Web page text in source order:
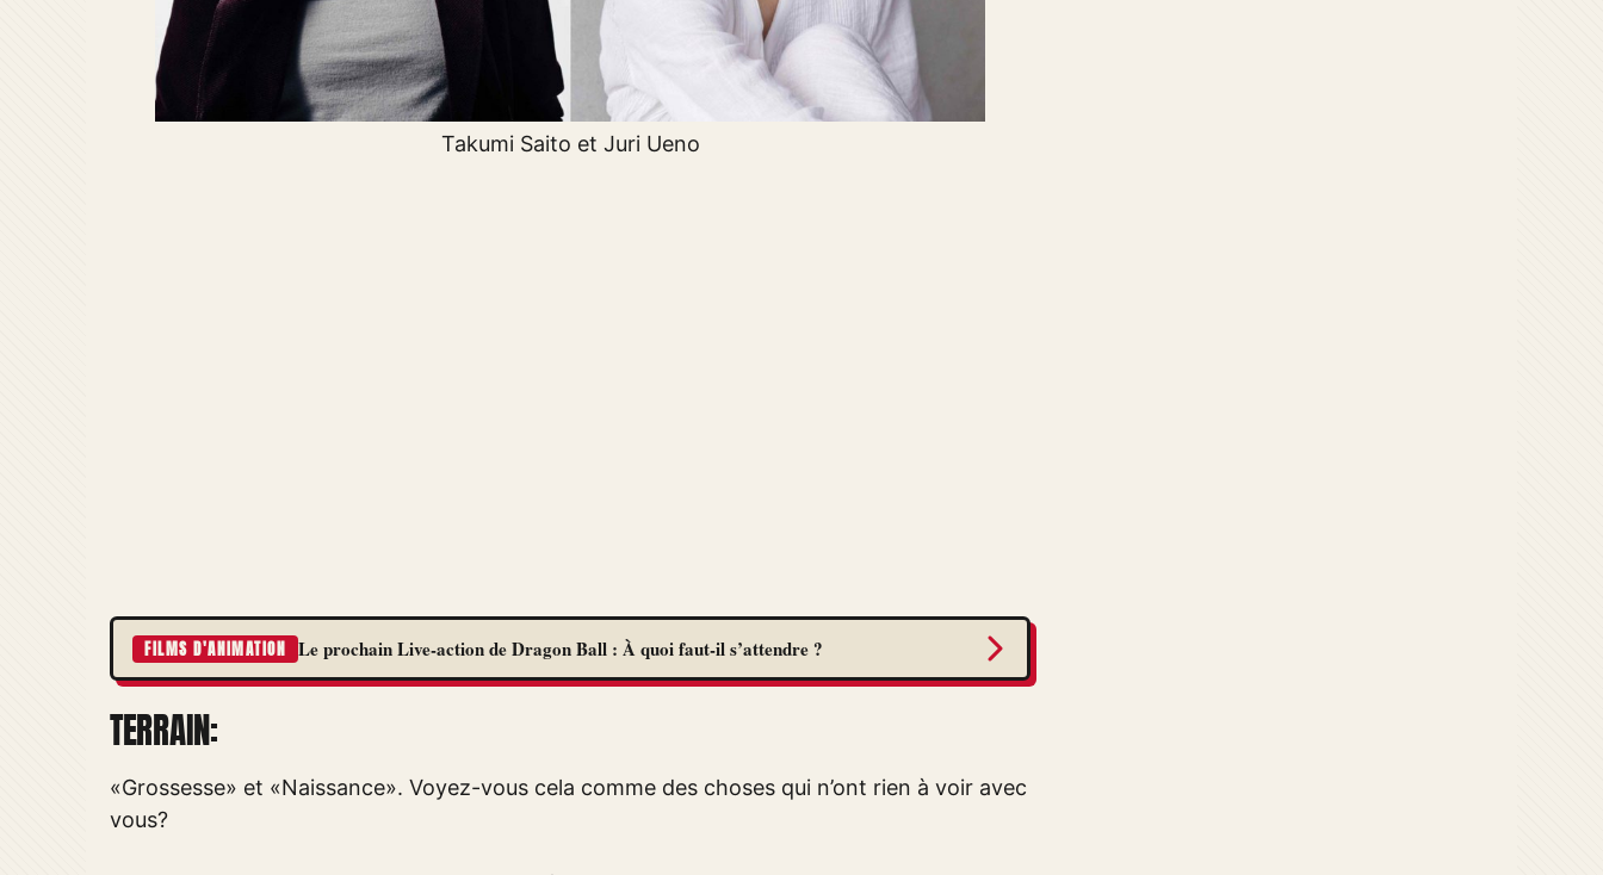
Takumi Saito et Juri Ueno
FILMS D'ANIMATION Le prochain Live-action de Dragon Ball : À quoi faut-il s’attendre ?
TERRAIN:
«Grossesse» et «Naissance». Voyez-vous cela comme des choses qui n’ont rien à voir avec
vous?